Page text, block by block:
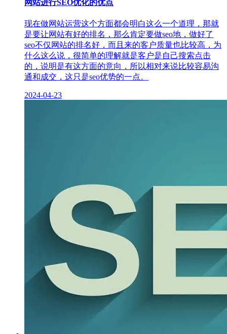
网站进行SEO优化的优点
现在做网站运营这个方面都会明白这么一个道理，那就
是要让网站有好的排名，那么肯定要做seo地，做好了
seo不仅网站的排名好，而且来的客户质量也比较高，为
什么这么说，很简单的理解就是客户是自己搜索点击
的，说明是有这方面的意向，所以相对来说比较容易沟
通和成交，这只是seo优势的一点。
2024-04-23